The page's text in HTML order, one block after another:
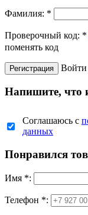
Фамилия: *
Проверочный код: *
поменять код
Войти
Напишите, что
Соглашаюсь с
данных
Понравился
Имя *:
Телефон *: